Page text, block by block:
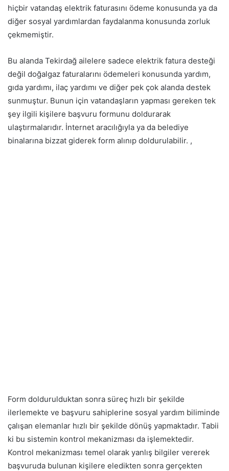
hiçbir vatandaş elektrik faturasını ödeme konusunda ya da
diğer sosyal yardımlardan faydalanma konusunda zorluk
çekmemiştir.
Bu alanda Tekirdağ ailelere sadece elektrik fatura desteği
değil doğalgaz faturalarını ödemeleri konusunda yardım,
gıda yardımı, ilaç yardımı ve diğer pek çok alanda destek
sunmuştur. Bunun için vatandaşların yapması gereken tek
şey ilgili kişilere başvuru formunu doldurarak
ulaştırmalarıdır. İnternet aracılığıyla ya da belediye
binalarına bizzat giderek form alınıp doldurulabilir. ,
Form doldurulduktan sonra süreç hızlı bir şekilde
ilerlemekte ve başvuru sahiplerine sosyal yardım biliminde
çalışan elemanlar hızlı bir şekilde dönüş yapmaktadır. Tabii
ki bu sistemin kontrol mekanizması da işlemektedir.
Kontrol mekanizması temel olarak yanlış bilgiler vererek
başvuruda bulunan kişilere eledikten sonra gerçekten